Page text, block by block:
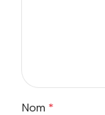
Nom *